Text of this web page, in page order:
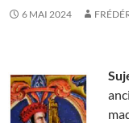
6 MAI 2024